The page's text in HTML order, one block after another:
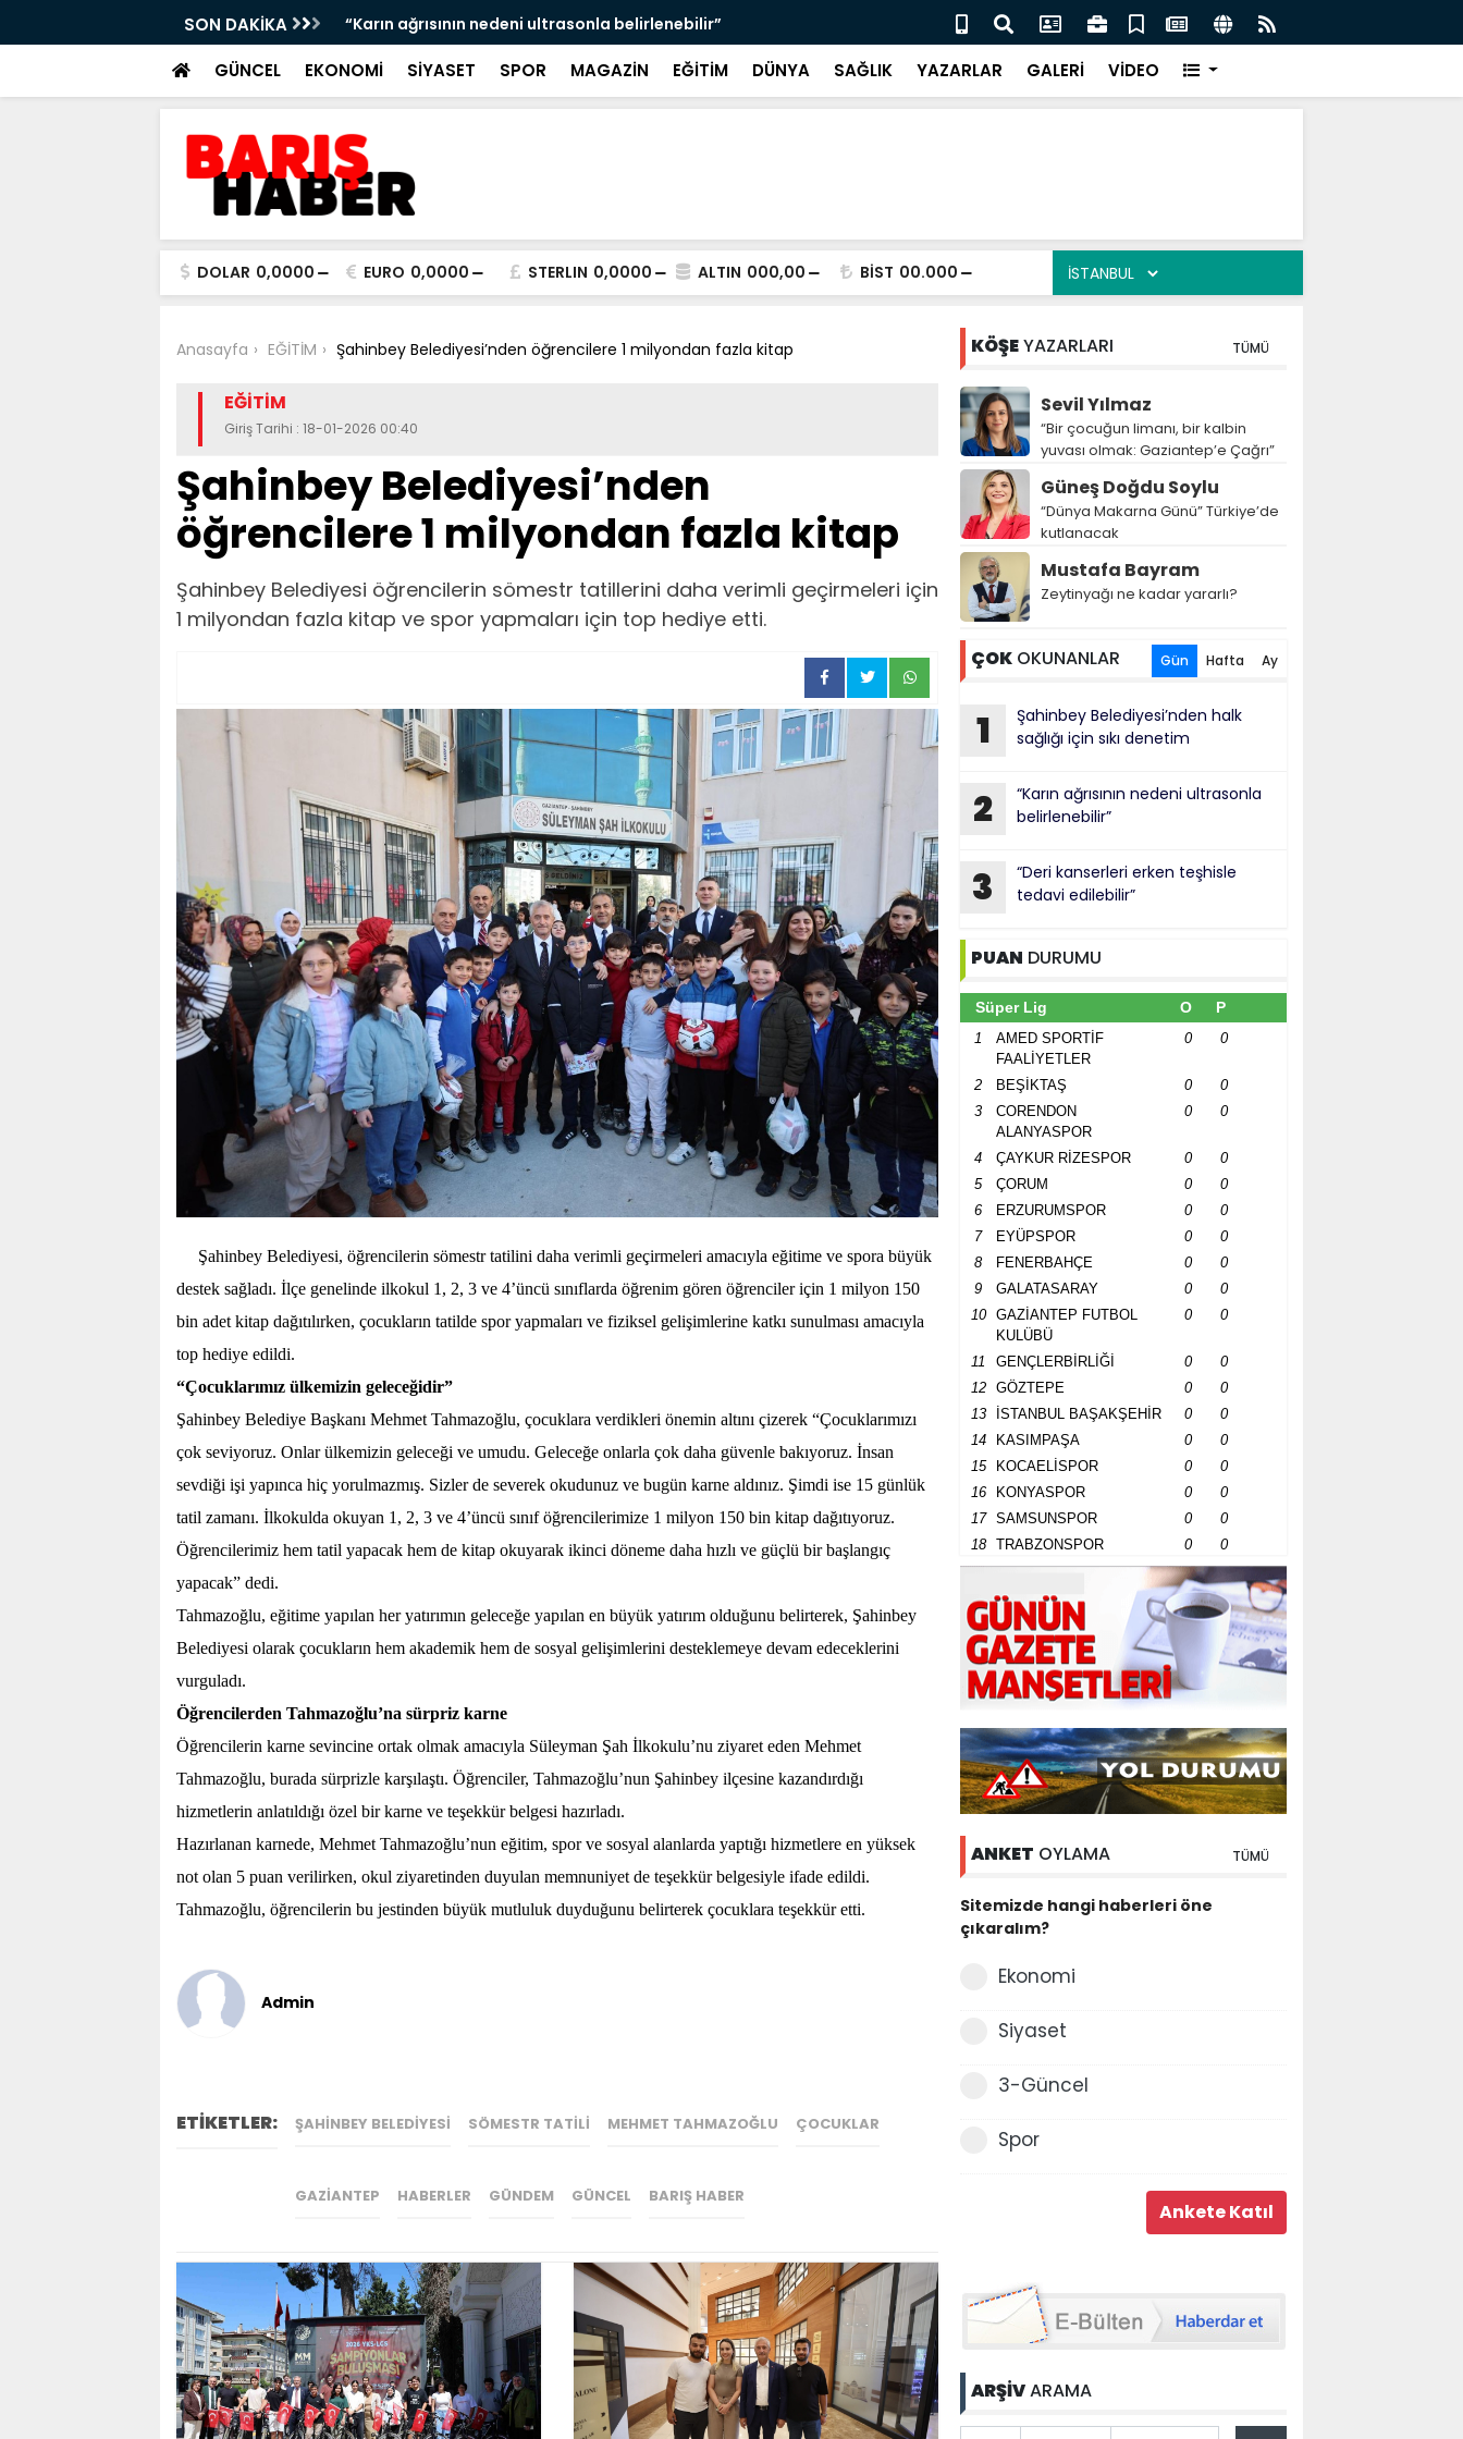
SON DAKİKA “Deri kanserleri erken teşhisle tedavi edilebilir” Şahinbey Belediyesi’nden halk sağlığı için sıkı denetim
GÜNCEL EKONOMİ SİYASET SPOR MAGAZİN EĞİTİM DÜNYA SAĞLIK YAZARLAR GALERİ VİDEO
DOLAR 0,0000 EURO 0,0000 STERLIN 0,0000 ALTIN 000,00 BİST 00.000
Anasayfa EĞİTİM Şahinbey Belediyesi’nden öğrencilere 1 milyondan fazla kitap
EĞİTİM
Giriş Tarihi : 18-01-2026 00:40
Şahinbey Belediyesi’nden
öğrencilere 1 milyondan fazla kitap
Şahinbey Belediyesi öğrencilerin sömestr tatillerini daha verimli geçirmeleri için
1 milyondan fazla kitap ve spor yapmaları için top hediye etti.
Şahinbey Belediyesi, öğrencilerin sömestr tatilini daha verimli geçirmeleri amacıyla eğitime ve spora büyük
destek sağladı. İlçe genelinde ilkokul 1, 2, 3 ve 4’üncü sınıflarda öğrenim gören öğrenciler için 1 milyon 150
bin adet kitap dağıtılırken, çocukların tatilde spor yapmaları ve fiziksel gelişimlerine katkı sunulması amacıyla
top hediye edildi.
“Çocuklarımız ülkemizin geleceğidir”
Şahinbey Belediye Başkanı Mehmet Tahmazoğlu, çocuklara verdikleri önemin altını çizerek “Çocuklarımızı
çok seviyoruz. Onlar ülkemizin geleceği ve umudu. Geleceğe onlarla çok daha güvenle bakıyoruz. İnsan
sevdiği işi yapınca hiç yorulmazmış. Sizler de severek okudunuz ve bugün karne aldınız. Şimdi ise 15 günlük
tatil zamanı. İlkokulda okuyan 1, 2, 3 ve 4’üncü sınıf öğrencilerimize 1 milyon 150 bin kitap dağıtıyoruz.
Öğrencilerimiz hem tatil yapacak hem de kitap okuyarak ikinci döneme daha hızlı ve güçlü bir başlangıç
yapacak” dedi.
Tahmazoğlu, eğitime yapılan her yatırımın geleceğe yapılan en büyük yatırım olduğunu belirterek, Şahinbey
Belediyesi olarak çocukların hem akademik hem de sosyal gelişimlerini desteklemeye devam edeceklerini
vurguladı.
Öğrencilerden Tahmazoğlu’na sürpriz karne
Öğrencilerin karne sevincine ortak olmak amacıyla Süleyman Şah İlkokulu’nu ziyaret eden Mehmet
Tahmazoğlu, burada sürprizle karşılaştı. Öğrenciler, Tahmazoğlu’nun Şahinbey ilçesine kazandırdığı
hizmetlerin anlatıldığı özel bir karne ve teşekkür belgesi hazırladı.
Hazırlanan karnede, Mehmet Tahmazoğlu’nun eğitim, spor ve sosyal alanlarda yaptığı hizmetlere en yüksek
not olan 5 puan verilirken, okul ziyaretinden duyulan memnuniyet de teşekkür belgesiyle ifade edildi.
Tahmazoğlu, öğrencilerin bu jestinden büyük mutluluk duyduğunu belirterek çocuklara teşekkür etti.
Admin
ETİKETLER: ŞAHINBEY BELEDIYESI SÖMESTR TATILI MEHMET TAHMAZOĞLU ÇOCUKLAR
GAZIANTEP HABERLER GÜNDEM GÜNCEL BARIŞ HABER
KÖŞEYAZARLARI TÜMÜ
Sevil Yılmaz
“Bir çocuğun limanı, bir kalbin
yuvası olmak: Gaziantep’e Çağrı”
Güneş Doğdu Soylu
“Dünya Makarna Günü” Türkiye’de
kutlanacak
Mustafa Bayram
Zeytinyağı ne kadar yararlı?
ÇOK OKUNANLAR Gün Hafta Ay
1
Şahinbey Belediyesi’nden halk
sağlığı için sıkı denetim
2
“Karın ağrısının nedeni ultrasonla
belirlenebilir”
3
“Deri kanserleri erken teşhisle
tedavi edilebilir”
PUAN DURUMU
Süper Lig O P
1
AMED SPORTİF
FAALİYETLER
0 0
2 BEŞİKTAŞ 0
0
3
CORENDON
ALANYASPOR
0 0
4 ÇAYKUR RİZESPOR 0
0
5
ÇORUM 0
0
6
ERZURUMSPOR 0
0
7
EYÜPSPOR 0
0
8
FENERBAHÇE 0
0
9
GALATASARAY 0
0
10
GAZİANTEP FUTBOL
KULÜBÜ
0 0
11 GENÇLERBİRLİĞİ 0
0
12
GÖZTEPE 0
0
13
İSTANBUL BAŞAKŞEHİR 0
0
14
KASIMPAŞA 0
0
15
KOCAELİSPOR 0
0
16
KONYASPOR 0
0
17
SAMSUNSPOR 0
0
18
TRABZONSPOR 0 0
ANKET OYLAMA TÜMÜ
Sitemizde hangi haberleri öne
çıkaralım?
Ekonomi
Siyaset
3-Güncel
Spor
ARŞİVARAMA